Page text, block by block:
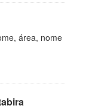
área, nome